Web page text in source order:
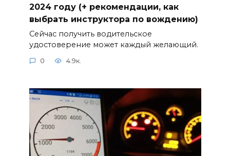
2024 году (+ рекомендации, как
выбрать инструктора по вождению)
Сейчас получить водительское
удостоверение может каждый желающий.
0 4.9к.